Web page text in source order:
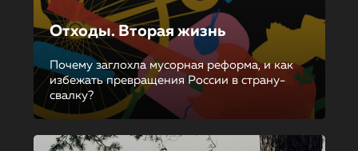
Отходы. Вторая жизнь
Почему заглохла мусорная реформа, и как
избежать превращения России в страну-
свалку?